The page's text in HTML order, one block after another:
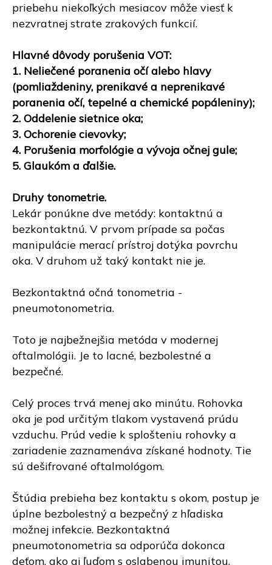
priebehu niekoľkých mesiacov môže viesť k
nezvratnej strate zrakových funkcií.
Hlavné dôvody porušenia VOT:
1. Neliečené poranenia očí alebo hlavy
(pomliaždeniny, prenikavé a neprenikavé
poranenia očí, tepelné a chemické popáleniny);
2. Oddelenie sietnice oka;
3. Ochorenie cievovky;
4. Porušenia morfológie a vývoja očnej gule;
5. Glaukóm a ďalšie.
Druhy tonometrie.
Lekár ponúkne dve metódy: kontaktnú a
bezkontaktnú. V prvom prípade sa počas
manipulácie merací prístroj dotýka povrchu
oka. V druhom už taký kontakt nie je.
Bezkontaktná očná tonometria -
pneumotonometria.
Toto je najbežnejšia metóda v modernej
oftalmológii. Je to lacné, bezbolestné a
bezpečné.
Celý proces trvá menej ako minútu. Rohovka
oka je pod určitým tlakom vystavená prúdu
vzduchu. Prúd vedie k splošteniu rohovky a
zariadenie zaznamenáva získané hodnoty. Tie
sú dešifrované oftalmológom.
Štúdia prebieha bez kontaktu s okom, postup je
úplne bezbolestný a bezpečný z hľadiska
možnej infekcie. Bezkontaktná
pneumotonometria sa odporúča dokonca
deťom, ako aj ľuďom s oslabenou imunitou.